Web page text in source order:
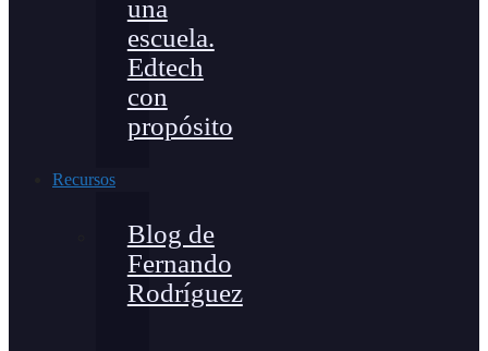
una
escuela.
Edtech
con
propósito
Recursos
Blog de
Fernando
Rodríguez